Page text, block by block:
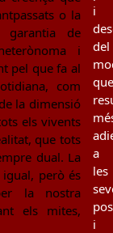
o la
garantia de
i
pel que fa al
com
la dimensió
els vivents
que tots
dual. La
però és
la nostra
els mites,
i
del
que
a
les
i